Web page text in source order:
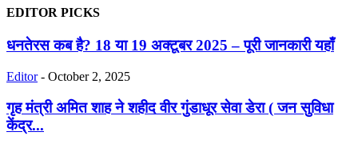
EDITOR PICKS
धनतेरस कब है? 18 या 19 अक्टूबर 2025 – पूरी जानकारी यहाँ
Editor - October 2, 2025
गृह मंत्री अमित शाह ने शहीद वीर गुंडाधूर सेवा डेरा ( जन सुविधा
केंद्र...